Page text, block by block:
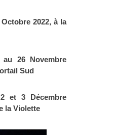
2022, à la
26 Novembre
Sud
et 3 Décembre
la Violette